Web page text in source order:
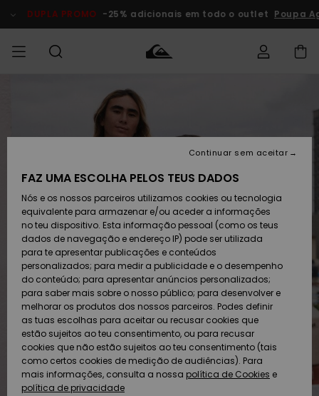
do
DUPLA PROMO -25% adicionais em todo o outlet Poupa
Roupas
Calçado e
chinelos
Surfe/água
Snow
Artigos
recém-
chegados
MENINO
Roupas
Calçado e
chinelos
Surfe/água
Neve
Artigos
recém-
chegados
MULHER
Shop
chegados
Highlights
Snow
SURF
Surf Shop
Homem
Crianças
Highlights
Community
SNOW
Artigos
Neve
Homem
Artigos
Criança
Snow Shop
Feminino
Highlights
Community
DUPLA
PROMO
Outlet
Homem
Criança
Outlet
Mulher
AJUDA
Acede à tua
encomenda
Devoluções
Pagamento
Cartão
presente
Quiksilver
Freedom
Protecção de
dados
SUSTAINABILITY
FAZ UMA ESCOLHA PELOS TEUS DADOS
Nós e os nossos parceiros utilizamos cookies ou tecnologia
equivalente para armazenar e/ou aceder a informações
no teu dispositivo. Esta informação pessoal (como os teus
dados de navegação e endereço IP) pode ser utilizada
para te apresentar publicações e conteúdos
personalizados; para medir a publicidade e o desempenho
do conteúdo; para apresentar anúncios personalizados;
para saber mais sobre o nosso público; para desenvolver e
melhorar os produtos dos nossos parceiros. Podes definir
as tuas escolhas para aceitar ou recusar cookies que
estão sujeitos ao teu consentimento, ou para recusar
cookies que não estão sujeitos ao teu consentimento (tais
como certos cookies de medição de audiências). Para
mais informações, consulta a nossa política de Cookies e
política de privacidade
Continuar sem aceitar